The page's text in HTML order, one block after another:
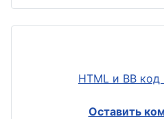
HTML и BB код
Оставить